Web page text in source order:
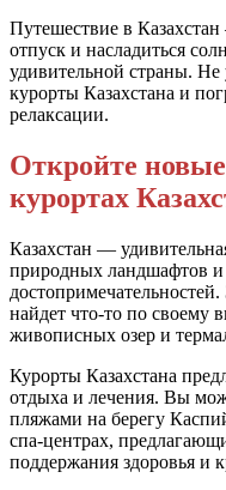
Путешествие в
отпуск и насладиться
удивительной страны. Не
курорты Казахстана и
релаксации.
Откройте
курортах
Казахстан —
природных ландшафтов
найдет что-то по своему
живописных озер и
Курорты Казахстана
отдыха и лечения. Вы
пляжами на берегу
спа-центрах,
поддержания здоровья и